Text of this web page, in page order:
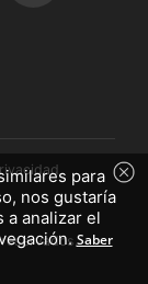
para
nos gustaría
a analizar el
Saber